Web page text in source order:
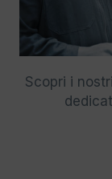
Scopri i